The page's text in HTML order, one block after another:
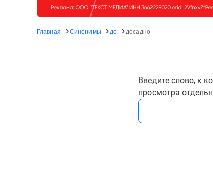
Главная Синонимы до досадно
Введите слово, к
просмотра